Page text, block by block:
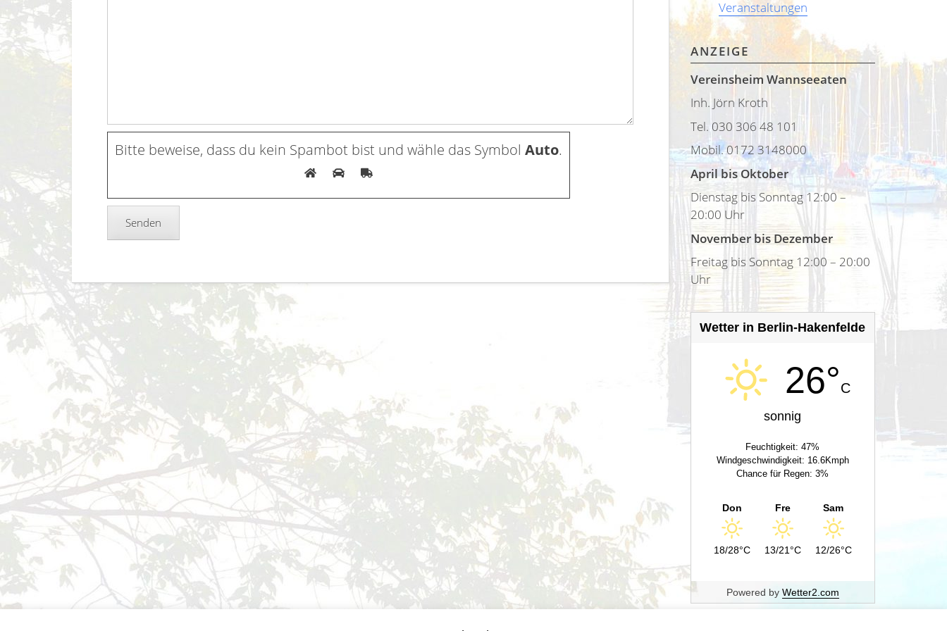
Bitte beweise, dass du kein Spambot bist und wähle das Symbol Auto.
Veranstaltungen
ANZEIGE
Vereinsheim Wannseeaten
Inh. Jörn Kroth
Tel. 030 306 48 101
Mobil. 0172 3148000
April bis Oktober
Dienstag bis Sonntag 12:00 –
20:00 Uhr
November bis Dezember
Freitag bis Sonntag 12:00 – 20:00
Uhr
Wetter in Berlin-Hakenfelde
26°C
sonnig
Feuchtigkeit: 47%
Windgeschwindigkeit: 16.6Kmph
Chance für Regen: 3%
Don
18/28°C
Fre
13/21°C
Sam
12/26°C
Powered by Wetter2.com